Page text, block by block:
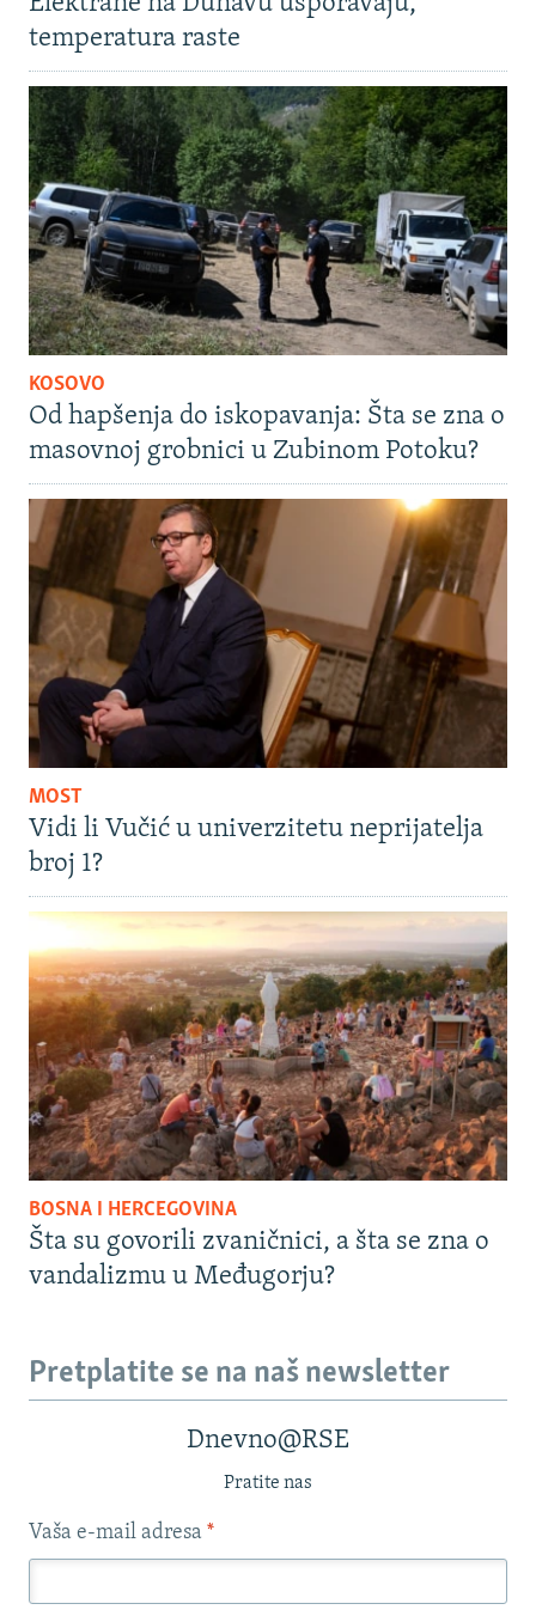
temperatura raste
KOSOVO
Od hapšenja do iskopavanja: Šta se zna o
masovnoj grobnici u Zubinom Potoku?
MOST
Vidi li Vučić u univerzitetu neprijatelja
broj 1?
BOSNA I HERCEGOVINA
Šta su govorili zvaničnici, a šta se zna o
vandalizmu u Međugorju?
Pretplatite se na naš newsletter
Dnevno@RSE
Pratite nas
Vaša e-mail adresa *